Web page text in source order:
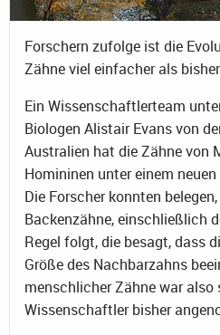
Forschern zufolge ist die
Zähne viel einfacher als
Ein Wissenschaftlerteam
Biologen Alistair Evans von
Australien hat die Zähne von
Homininen unter einem
Die Forscher konnten
Backenzähne, einschließlich
Regel folgt, die besagt, dass
Größe des Nachbarzahns
menschlicher Zähne war also
Wissenschaftler bisher